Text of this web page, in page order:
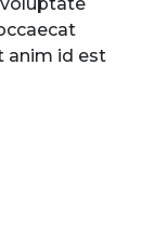
anim id est